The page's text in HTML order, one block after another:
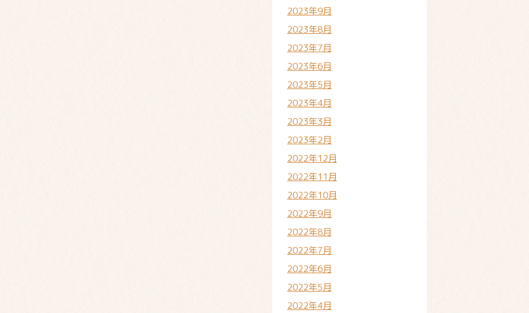
2023年9月
2023年8月
2023年7月
2023年6月
2023年5月
2023年4月
2023年3月
2023年2月
2022年12月
2022年11月
2022年10月
2022年9月
2022年8月
2022年7月
2022年6月
2022年5月
2022年4月